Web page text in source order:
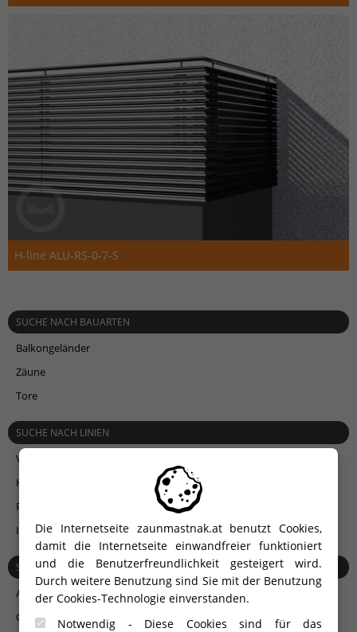
Die Internetseite zaunmastnak.at benutzt Cookies,
damit die Internetseite einwandfreier funktioniert
und die Benutzerfreundlichkeit gesteigert wird.
Durch weitere Benutzung sind Sie mit der Benutzung
der Cookies-Technologie einverstanden.
Notwendig - Diese Cookies sind für das
SUCHE NACH BAUARTEN
Balkongeländer
Zäune
Tore
SUCHE NACH LINIEN
V-LINE
H-LINE
P-LINE
I-LINE
SUCHE NACH MATERIAL
Aluminium
Glas
H-line ALU-RS-0-7-S